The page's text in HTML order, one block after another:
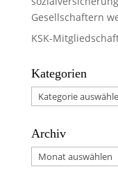
Gesellschaftern
KSK-
Kategorien
Kategorien
Archiv
Archiv